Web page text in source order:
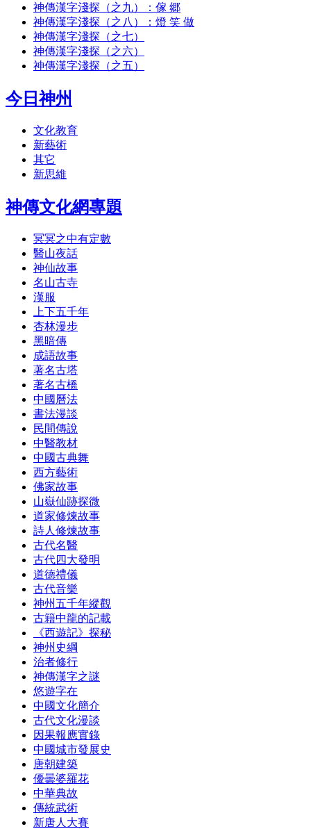
神傳漢字淺探（之九）：傢 郷
神傳漢字淺探（之八）：燈 笑 做
神傳漢字淺探（之七）
神傳漢字淺探（之六）
神傳漢字淺探（之五）
今日神州
文化教育
新藝術
其它
新思維
神傳文化網專題
冥冥之中有定數
醫山夜話
神仙故事
名山古寺
漢服
上下五千年
杏林漫步
黑暗傳
成語故事
著名古塔
著名古橋
中國曆法
書法漫談
民間傳說
中醫教材
中國古典舞
西方藝術
佛家故事
山嶽仙跡探微
道家修煉故事
詩人修煉故事
古代名醫
古代四大發明
道德禮儀
古代音樂
神州五千年縱觀
古籍中龍的記載
《西遊記》探秘
神州史綱
治者修行
神傳漢字之謎
悠遊字在
中國文化簡介
古代文化漫談
因果報應實錄
中國城市發展史
唐朝建築
優曇婆羅花
中華典故
傳統武術
新唐人大賽